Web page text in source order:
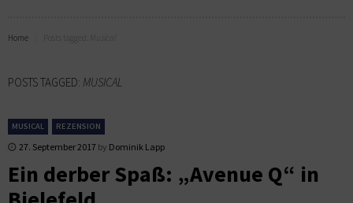
Home
POSTS TAGGED: MUSICAL
MUSICAL REZENSION
27. September 2017 by Dominik Lapp
Ein derber Spaß: „Avenue Q“ in